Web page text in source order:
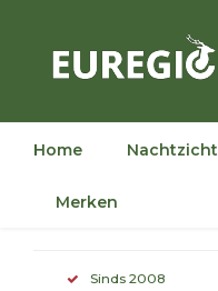
Home Nachtzicht
Merken
Sinds 2008